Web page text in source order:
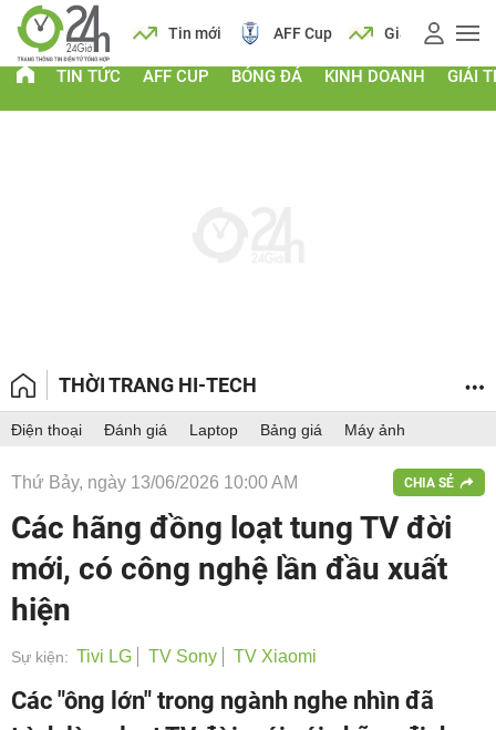
Lịch Tin mới AFF Cup Giá vàng
TIN TỨC AFF CUP BÓNG ĐÁ KINH DOANH GIẢI
THỜI TRANG HI-TECH
Điện thoại Đánh giá Laptop Bảng giá Máy ảnh
Thứ Bảy, ngày 13/06/2026 10:00 AM CHIA SẺ
Các hãng đồng loạt tung TV đời
mới, có công nghệ lần đầu xuất
hiện
Sự kiện: Tivi LG TV Sony TV Xiaomi
Các "ông lớn" trong ngành nghe nhìn đã